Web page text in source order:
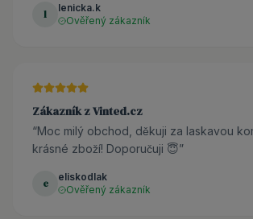
l
lenicka.k
Ověřený zákazník
Zákazník z Vinted.cz
“Moc milý obchod, děkuji za laskavou
krásné zboží! Doporučuji 😇”
e
eliskodlak
Ověřený zákazník